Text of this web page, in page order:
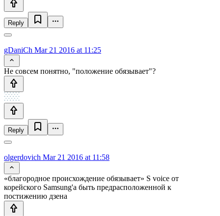
Reply
gDaniCh Mar 21 2016 at 11:25
Не совсем понятно, "положение обязывает"?
Reply
olgerdovich Mar 21 2016 at 11:58
«благородное происхождение обязывает» S voice от
корейского Samsung'а быть предрасположенной к
постижению дзена